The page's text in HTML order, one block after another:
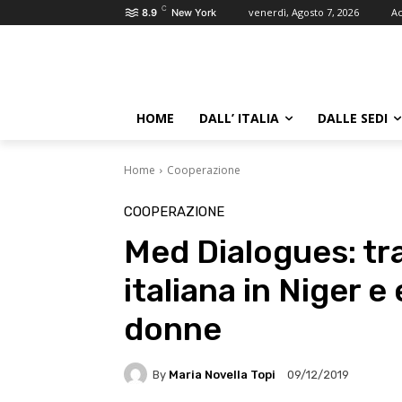
8.9 C New York venerdì, Agosto 7, 2026
HOME DALL’ ITALIA DALLE SEDI
Home Cooperazione
COOPERAZIONE
Med Dialogues:
italiana in Niger
donne
By Maria Novella Topi 09/12/2019